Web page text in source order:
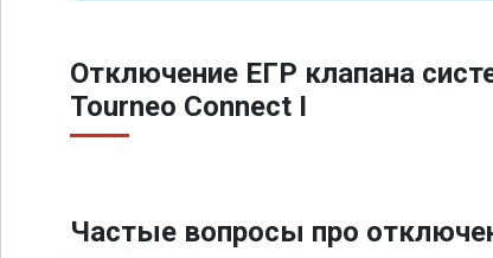
Отключение ЕГР клапана
Tourneo Connect I
Частые вопросы про